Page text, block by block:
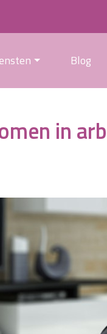
Blog
in